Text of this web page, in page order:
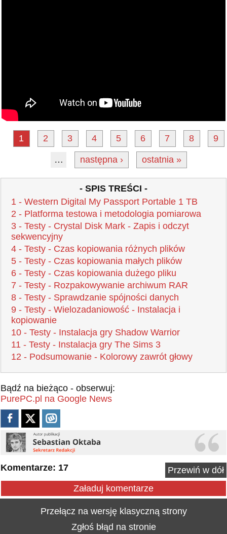
1 2 3 4 5 6 7 8 9
… następna › ostatnia »
- SPIS TREŚCI -
1 - Western Digital My Passport Portable 1 TB
2 - Platforma testowa i metodologia pomiarowa
3 - Testy - Crystal Disk Mark - Zapis i odczyt
sekwencyjny
4 - Testy - Czas kopiowania różnych plików
5 - Testy - Czas kopiowania małych plików
6 - Testy - Czas kopiowania dużego pliku
7 - Testy - Rozpakowywanie archiwum RAR
8 - Testy - Sprawdzanie spójności danych
9 - Testy - Wielozadaniowość - Instalacja i
kopiowanie
10 - Testy - Instalacja gry Shadow Warrior
11 - Testy - Instalacja gry The Sims 3
12 - Podsumowanie - Kolorowy zawrót głowy
Bądź na bieżąco - obserwuj:
PurePC.pl na Google News
Komentarze: 17
Przewiń w dół
Załaduj komentarze
Przełącz na wersję klasyczną strony
Zgłoś błąd na stronie